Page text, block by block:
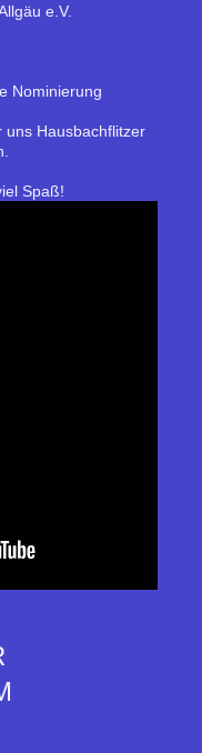
e.V.
Nominierung
uns Hausbachflitzer
Spaß!